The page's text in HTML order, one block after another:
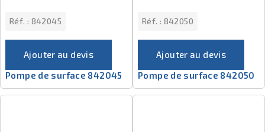
Réf. : 842045
Ajouter au devis
Pompe de surface 842045
Réf. : 842050
Ajouter au devis
Pompe de surface 842050